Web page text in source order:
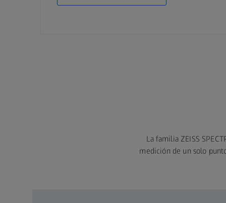
La familia ZEISS
medición de un solo